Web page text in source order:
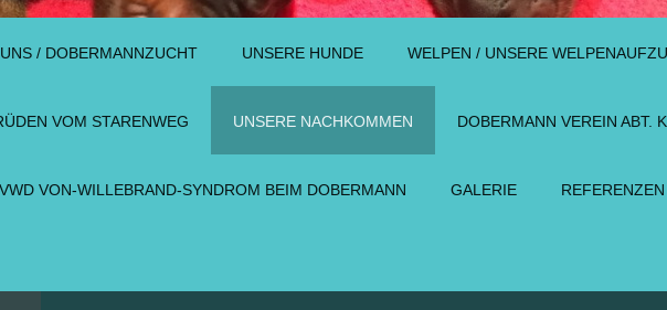
/ DOBERMANNZUCHT UNSERE HUNDE WELPEN / UNSERE
VOM STARENWEG UNSERE NACHKOMMEN DOBERMANN VEREIN ABT.
VWD VON-WILLEBRAND-SYNDROM BEIM DOBERMANN GALERIE REFERENZEN